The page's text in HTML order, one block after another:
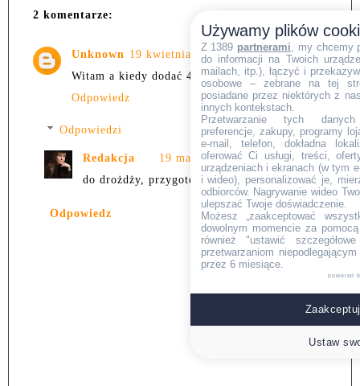
2 komentarze:
Unknown 19 kwietnia 2022 12:48
Witam a kiedy dodać 400 ml wody
Odpowiedz
Odpowiedzi
Redakcja
19 maja 2022 11:10
do drożdży, przygotowując rozczyn.
Odpowiedz
Używamy plików
Z 1389 partnerami , my chcemy
do informacji na Twoich
mailach, itp.), łączyć i
osobowe – zebrane na tej
posiadane przez niektórych z
innych kontekstach.
Przetwarzanie tych danych
preferencje, zakupy, programy
e-mail, telefon, dokładna
oferować Ci usługi, treści,
urządzeniach i ekranach (w tym
i wideo), personalizować je,
odbiorców. Nagrywanie wideo
ulepszać Twoje doświadczenie.
Możesz „zaakceptować
dowolnym momencie za
również "ustawić
przetwarzaniom
przez 6 miesiące.
powered
Ustaw